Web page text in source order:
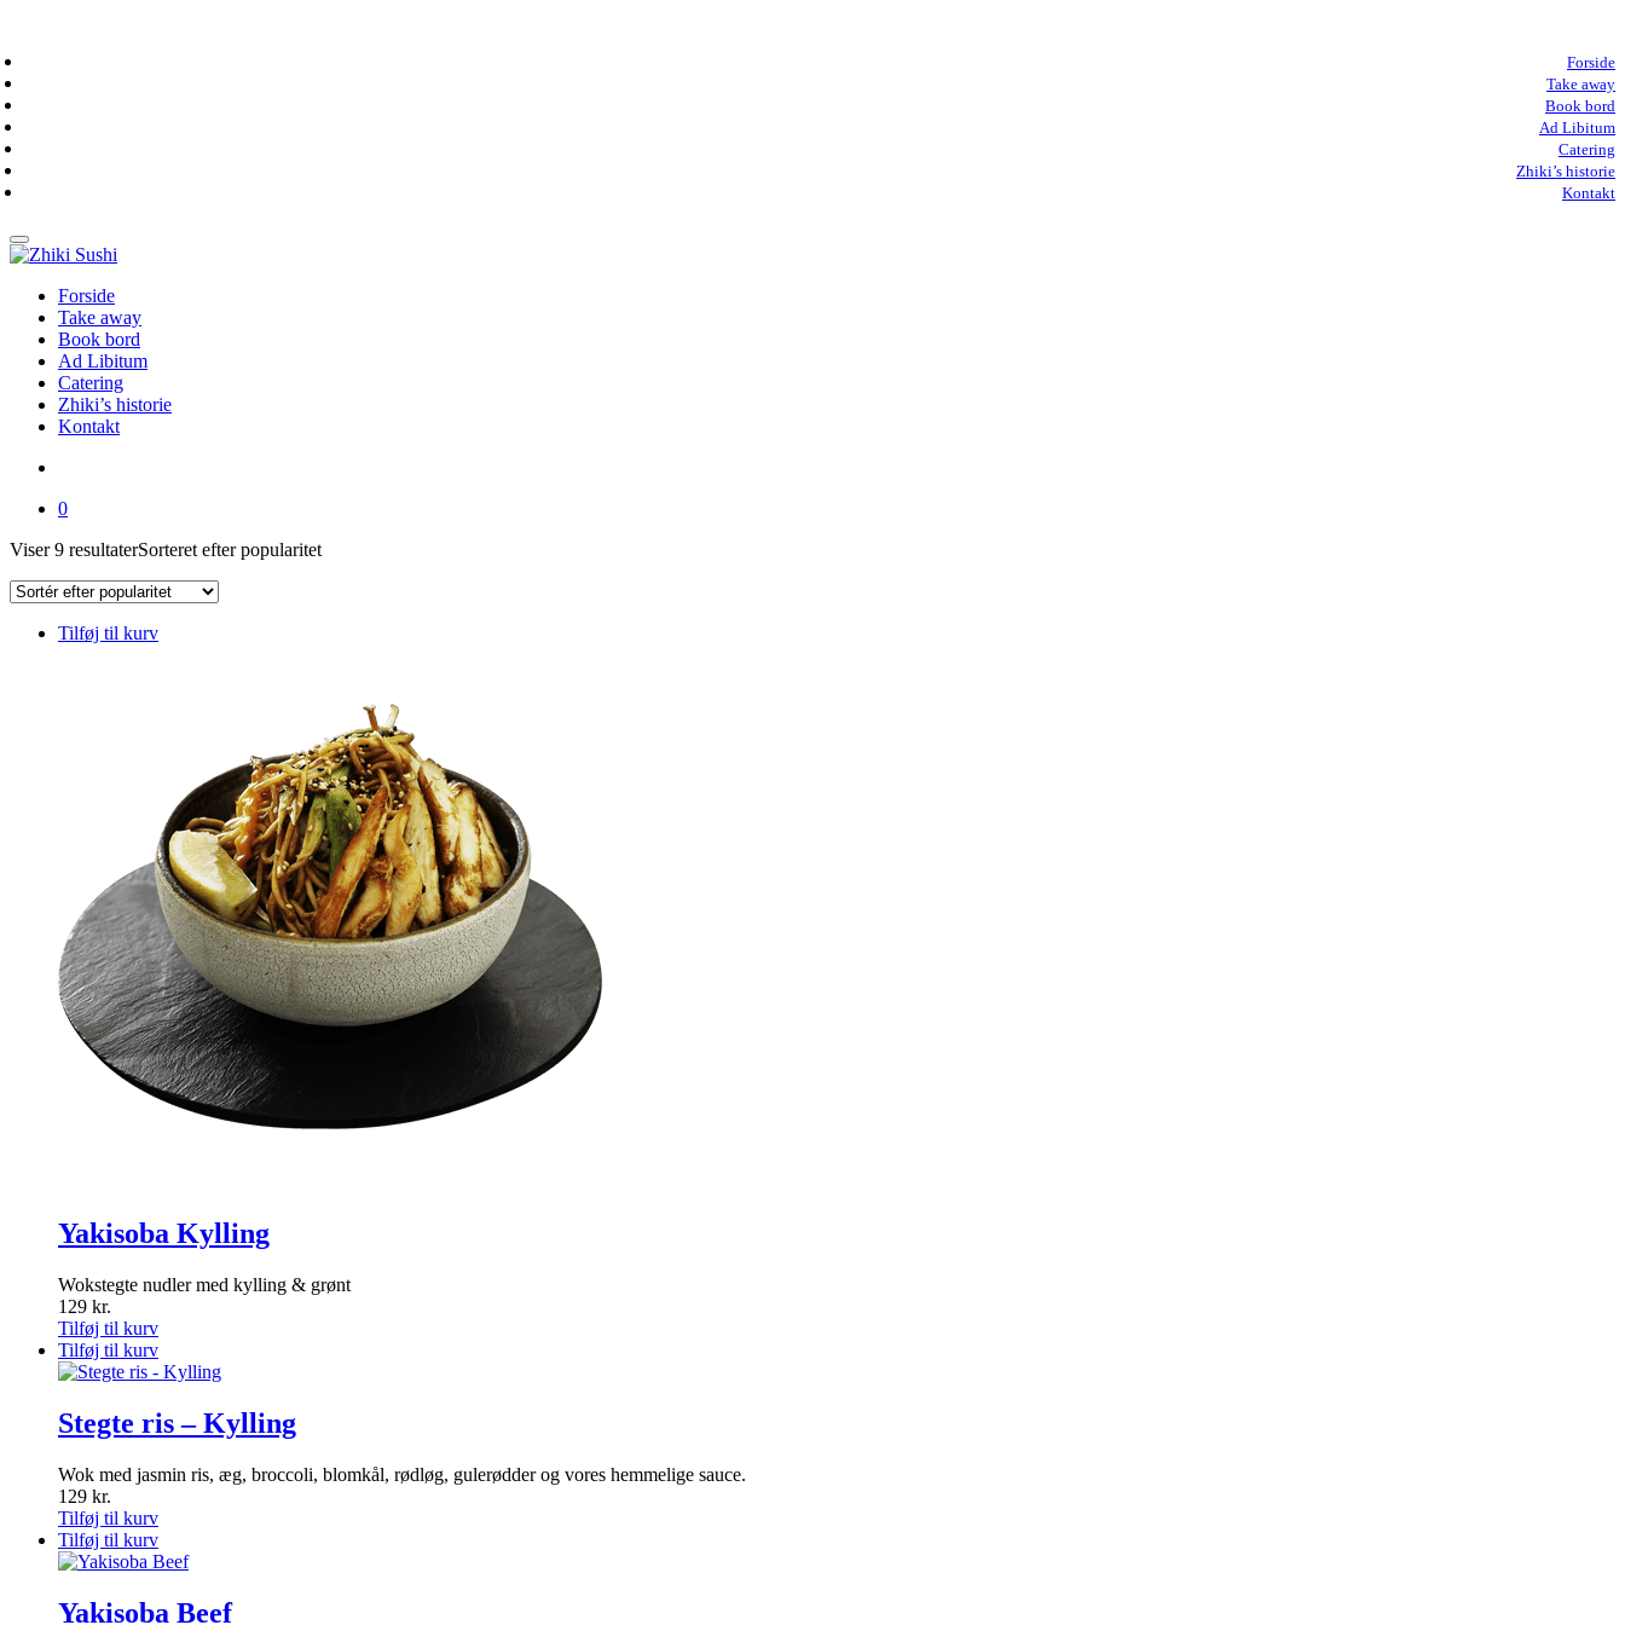
Forside
Take away
Book bord
Ad Libitum
Catering
Zhiki’s historie
Kontakt
Forside
Take away
Book bord
Ad Libitum
Catering
Zhiki’s historie
Kontakt
0
Viser 9 resultaterSorteret efter popularitet
Tilføj til kurv
Yakisoba Kylling
Wokstegte nudler med kylling & grønt
129 kr.
Tilføj til kurv
Tilføj til kurv
Stegte ris – Kylling
Wok med jasmin ris, æg, broccoli, blomkål, rødløg, gulerødder og vores hemmelige sauce.
129 kr.
Tilføj til kurv
Tilføj til kurv
Yakisoba Beef